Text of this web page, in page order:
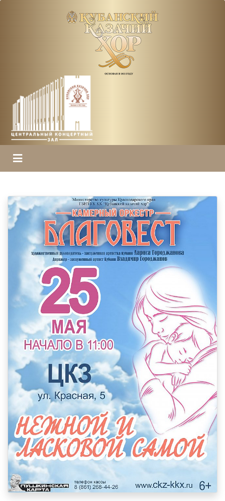
ГЛАВНАЯ
КОЛЛЕКТИВЫ
КАЗАЧЬЯ ДУША
ОРКЕСТР КАМЕРНОЙ МУЗЫКИ БЛАГОВЕСТ
ФЕСТИВАЛИ
НОВОСТИ
УСЛУГИ
БОЛЬШОЙ ЗАЛ
МАЛЫЙ ЗАЛ
ФОЙЕ
ОРГАНИЗАЦИЯ МЕРОПРИЯТИЙ
ОРГАНИЗАЦИЯ ПИТАНИЯ
АФИША
ВИДЕО